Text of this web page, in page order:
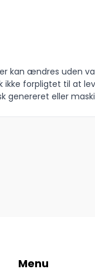
kan ændres uden
ikke forpligtet til at
genereret eller
Menu